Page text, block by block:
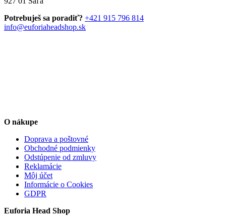
Potrebuješ sa poradiť? +421 915 796 814
info@euforiaheadshop.sk
O nákupe
Doprava a poštovné
Obchodné podmienky
Odstúpenie od zmluvy
Reklamácie
Môj účet
Informácie o Cookies
GDPR
Euforia Head Shop